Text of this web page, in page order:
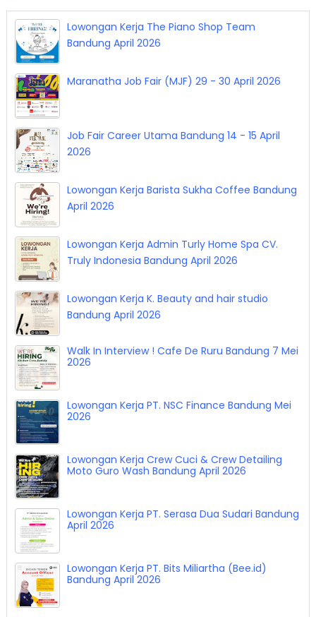
Lowongan Kerja The Piano Shop Team
Bandung April 2026
Maranatha Job Fair (MJF) 29 - 30 April 2026
Job Fair Career Utama Bandung 14 - 15 April
2026
Lowongan Kerja Barista Sukha Coffee Bandung
April 2026
Lowongan Kerja Admin Turly Home Spa CV.
Truly Indonesia Bandung April 2026
Lowongan Kerja K. Beauty and hair studio
Bandung April 2026
Walk In Interview ! Cafe De Ruru Bandung 7 Mei
2026
Lowongan Kerja PT. NSC Finance Bandung Mei
2026
Lowongan Kerja Crew Cuci & Crew Detailing
Moto Guro Wash Bandung April 2026
Lowongan Kerja PT. Serasa Dua Sudari Bandung
April 2026
Lowongan Kerja PT. Bits Miliartha (Bee.id)
Bandung April 2026